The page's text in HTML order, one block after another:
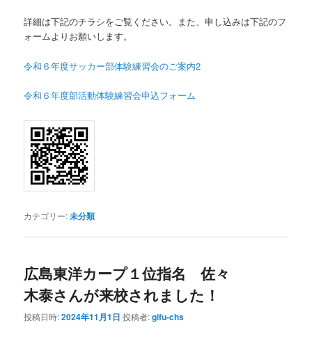
詳細は下記のチラシをご覧ください。また、申し込みは下記のフ
ォームよりお願いします。
令和６年度サッカー部体験練習会のご案内2
令和６年度部活動体験練習会申込フォーム
カテゴリー:未分類
広島東洋カープ１位指名 佐々
木泰さんが来校されました！
投稿日時:2024年11月1日 投稿者:gifu-chs